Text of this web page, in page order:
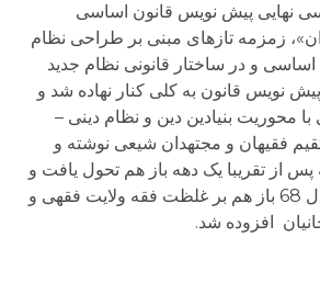
نهایی پیش نویس قانون اساسی
زمزمه تازه­ای مبنی بر طراحی نظام
اساسی و در ساختار قانونی نظام جدید
نویس قانون به کلی کنار نهاده شد و
محوریت بنیادین دین و نظام دینی –
فقیهان و مجتهدان شیعی نوشته و
پس از تقریبا یک دهه باز هم تحول یافت و
در بازنگری آن در سال 68 باز هم بر غلظت فقه ولایت فقهی و
افزوده شد.